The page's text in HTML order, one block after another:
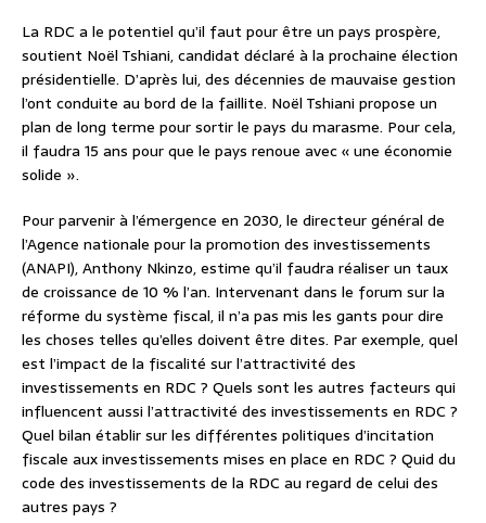
La RDC a le potentiel qu’il faut pour être un pays prospère,
soutient Noël Tshiani, candidat déclaré à la prochaine élection
présidentielle. D’après lui, des décennies de mauvaise gestion
l’ont conduite au bord de la faillite. Noël Tshiani propose un
plan de long terme pour sortir le pays du marasme. Pour cela,
il faudra 15 ans pour que le pays renoue avec « une économie
solide ».
Pour parvenir à l’émergence en 2030, le directeur général de
l’Agence nationale pour la promotion des investissements
(ANAPI), Anthony Nkinzo, estime qu’il faudra réaliser un taux
de croissance de 10 % l’an. Intervenant dans le forum sur la
réforme du système fiscal, il n’a pas mis les gants pour dire
les choses telles qu’elles doivent être dites. Par exemple, quel
est l’impact de la fiscalité sur l’attractivité des
investissements en RDC ? Quels sont les autres facteurs qui
influencent aussi l’attractivité des investissements en RDC ?
Quel bilan établir sur les différentes politiques d’incitation
fiscale aux investissements mises en place en RDC ? Quid du
code des investissements de la RDC au regard de celui des
autres pays ?